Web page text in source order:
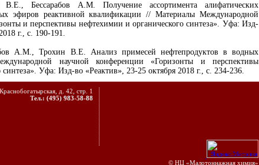
Бессарабов А.М. Получение ассортимента алифатических
эфиров реактивной квалификации // Материалы Международной
и перспективы нефтехимии и органического синтеза». Уфа: Изд-
г., с. 190-191.
А.М., Трохин В.Е. Анализ примесей нефтепродуктов в водных
научной конференции «Горизонты и перспективы
Уфа: Изд-во «Реактив», 23-25 октября 2018 г., с. 234-236.
д. 42, стр. 1
Тел.: (495) 983-58-88
© НЦ «Малотоннажная химия»